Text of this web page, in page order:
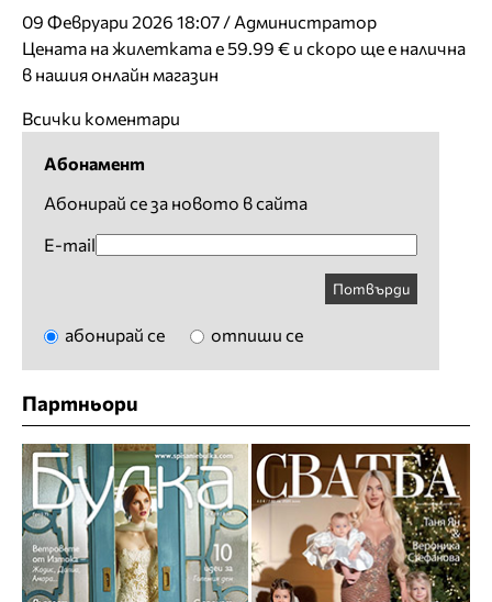
09 Февруари 2026 18:07 / Администратор
Цената на жилетката е 59.99 € и скоро ще е налична
в нашия онлайн магазин
Всички коментари
Абонамент
Абонирай се за новото в сайта
E-mail
Потвърди
абонирай се отпиши се
Партньори